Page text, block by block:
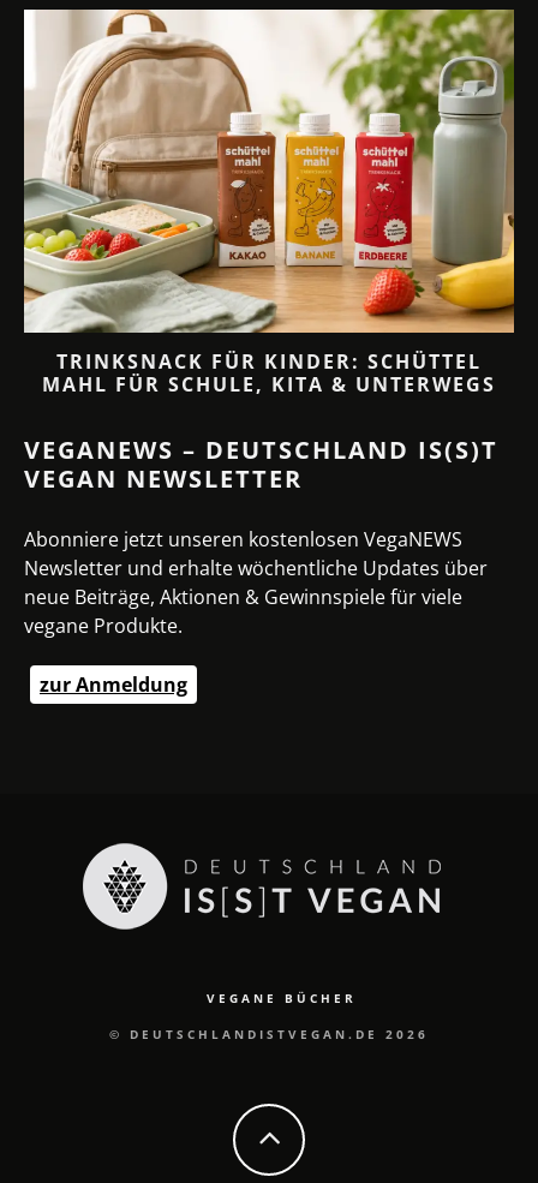
TRINKSNACK FÜR KINDER: SCHÜTTEL
MAHL FÜR SCHULE, KITA & UNTERWEGS
VEGANEWS – DEUTSCHLAND IS(S)T
VEGAN NEWSLETTER
Abonniere jetzt unseren kostenlosen VegaNEWS
Newsletter und erhalte wöchentliche Updates über
neue Beiträge, Aktionen & Gewinnspiele für viele
vegane Produkte.
zur Anmeldung
VEGANE BÜCHER
© DEUTSCHLANDISTVEGAN.DE 2026